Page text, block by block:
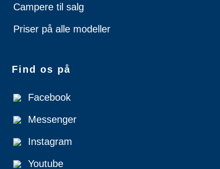
Campere til salg
Priser på alle modeller
Find os på
Facebook
Messenger
Instagram
Youtube